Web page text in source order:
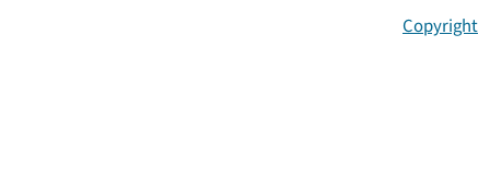
Copyright